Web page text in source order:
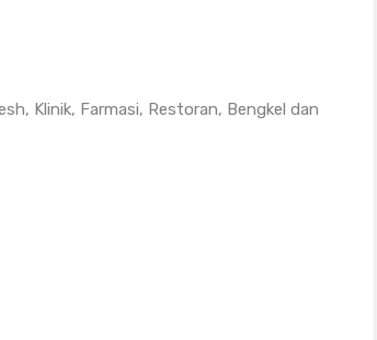
Klinik, Farmasi, Restoran, Bengkel dan